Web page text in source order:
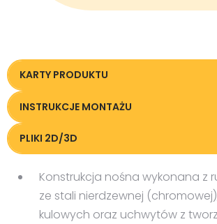
KARTY PRODUKTU
Karta techniczna
INSTRUKCJE MONTAŻU
IM-82001-Ocean-1.pdf
PLIKI 2D/3D
Pliki DXF/DWG 82001.dwg
Pliki FBX
Konstrukcja nośna wykonana z
ze stali nierdzewnej
kulowych oraz uchwytów z